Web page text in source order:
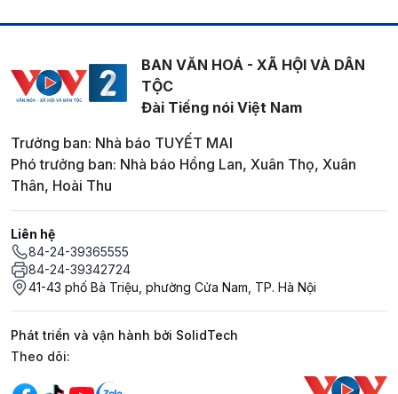
BAN VĂN HOÁ - XÃ HỘI VÀ DÂN
TỘC
Đài Tiếng nói Việt Nam
Trưởng ban: Nhà báo TUYẾT MAI
Phó trưởng ban: Nhà báo Hồng Lan, Xuân Thọ, Xuân
Thân, Hoài Thu
Liên hệ
84-24-39365555
84-24-39342724
41-43 phố Bà Triệu, phường Cửa Nam, TP. Hà Nội
Phát triển và vận hành bởi SolidTech
Mạng xã hội
Theo dõi: